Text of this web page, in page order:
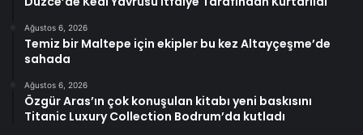
Ağustos 6, 2026
Temiz bir Maltepe için ekipler bu kez Altayçeşme’de
sahada
Ağustos 6, 2026
Özgür Aras’ın çok konuşulan kitabı yeni baskısını
Titanic Luxury Collection Bodrum’da kutladı